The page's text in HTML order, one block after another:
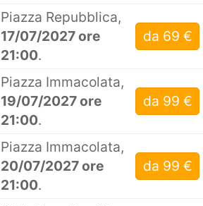
Piazza Repubblica,
17/07/2027 ore
21:00.
da 69 €
Piazza Immacolata,
19/07/2027 ore
21:00.
da 99 €
Piazza Immacolata,
20/07/2027 ore
21:00.
da 99 €